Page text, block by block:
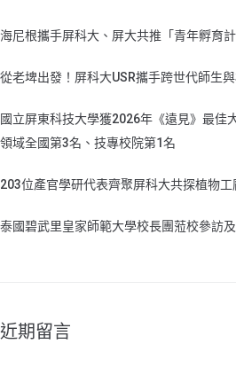
海尼根攜手屏科大、屏大共推「青年孵育計
從老埤出發！屏科大USR攜手跨世代師生
國立屏東科技大學獲2026年《遠見》最佳
領域全國第3名、技專校院第1名
203位產官學研代表齊聚屏科大共探植物
泰國碧武里皇家師範大學校長團蒞校參訪
近期留言